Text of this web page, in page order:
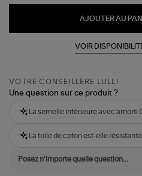
AJOUTER AU
VOIR
VOTRE CONSEILLÈRE LULLI
Une question sur ce produit ?
La semelle intérieure avec
La toile de coton est-elle